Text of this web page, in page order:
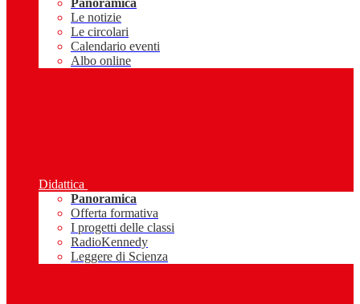
Panoramica
Le notizie
Le circolari
Calendario eventi
Albo online
Didattica
Panoramica
Offerta formativa
I progetti delle classi
RadioKennedy
Leggere di Scienza